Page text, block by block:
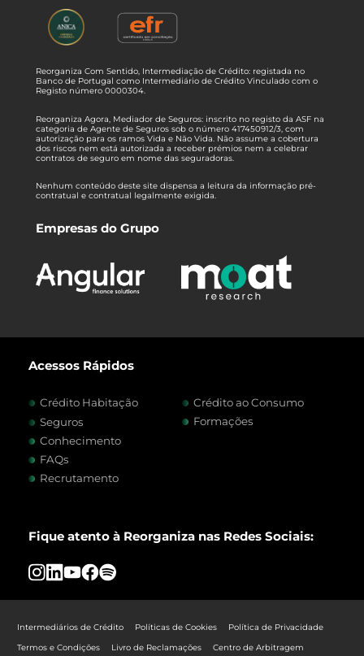
Reorganiza Com Sentido, Intermediação de Crédito: registada no
Banco de Portugal como Intermediário de Crédito Vinculado com o
Registo número 0000304.
Reorganiza Agora, Mediador de Seguros: inscrito no registo da ASF na
categoria de Agente de Seguros sob o número 417450912/3, com
autorização para os ramos Vida e Não Vida. Não assume a cobertura
dos riscos nem está autorizada a receber prémios nem a celebrar
contratos de seguro em nome das seguradoras.
Nenhum conteúdo deste site dispensa a leitura da informação pré-
contratual e contratual legalmente exigida.
Empresas do Grupo
Acessos Rápidos
Crédito Habitação
Crédito ao Consumo
Seguros
Formações
Conhecimento
FAQs
Recrutamento
Fique atento à Reorganiza nas Redes Sociais:
Intermediários de Crédito Políticas de Cookies
Política de Privacidade
Termos e Condições
Livro de Reclamações Centro de Arbitragem